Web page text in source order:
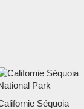
Séquoia